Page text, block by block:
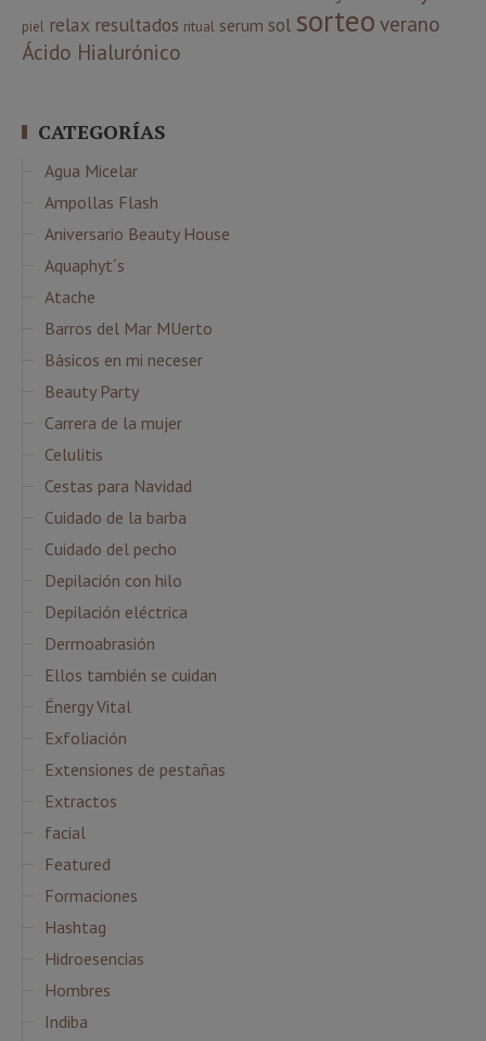
piel relax resultados ritual serum sol sorteo verano
Ácido Hialurónico
CATEGORÍAS
Agua Micelar
Ampollas Flash
Aniversario Beauty House
Aquaphyt´s
Atache
Barros del Mar MUerto
Básicos en mi neceser
Beauty Party
Carrera de la mujer
Celulitis
Cestas para Navidad
Cuidado de la barba
Cuidado del pecho
Depilación con hilo
Depilación eléctrica
Dermoabrasión
Ellos también se cuidan
Énergy Vital
Exfoliación
Extensiones de pestañas
Extractos
facial
Featured
Formaciones
Hashtag
Hidroesencias
Hombres
Indiba